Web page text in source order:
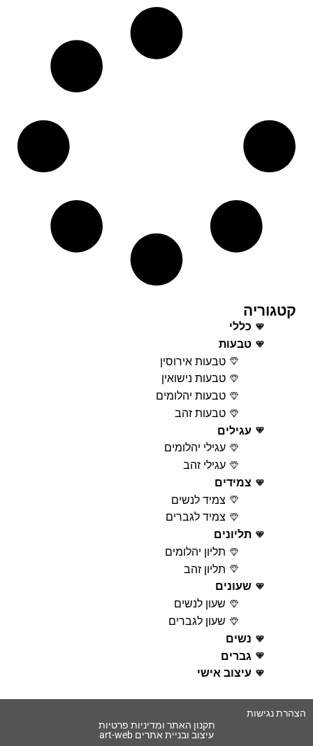
קטגוריה
כללי
טבעות
טבעות אירוסין
טבעות נישואין
טבעות יהלומים
טבעות זהב
עגילים
עגילי יהלומים
עגילי זהב
צמידים
צמיד לנשים
צמיד לגברים
תליונים
תליון יהלומים
תליון זהב
שעונים
שעון לנשים
שעון לגברים
נשים
גברים
עיצוב אישי
הצהרת נגישות
תקנון האתר ומדיניות פרטיות
עיצוב ובניית אתרים art-web